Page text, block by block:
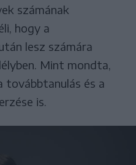
számának
hogy a
lesz számára
Mint mondta,
és a
is.